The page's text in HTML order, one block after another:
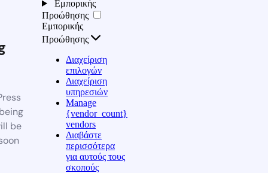
be
Εμπορικής
Προώθησης
Εμπορικής
Προώθησης
Διαχείριση
επιλογών
Διαχείριση
υπηρεσιών
Manage
{vendor_count}
vendors
Διαβάστε
περισσότερα
για αυτούς τους
σκοπούς